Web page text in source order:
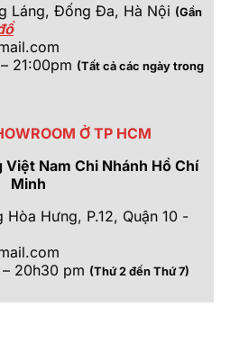
Láng, Đống Đa, Hà Nội (Gần
21:00pm (Tất cả các ngày trong
Ở TP HCM
Nam Chi Nhánh Hồ Chí
Minh
Hòa Hưng, P.12, Quận 10 -
20h30 pm (Thứ 2 đến Thứ 7)